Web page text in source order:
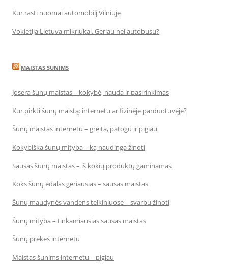
Kur rasti nuomai automobilį Vilniuje
Vokietija Lietuva mikriukai. Geriau nei autobusu?
MAISTAS SUNIMS
Josera šunų maistas – kokybė, nauda ir pasirinkimas
Kur pirkti šunų maistą: internetu ar fizinėje parduotuvėje?
Šunų maistas internetu – greita, patogu ir pigiau
Kokybiška šunų mityba – ką naudinga žinoti
Sausas šunų maistas – iš kokių produktų gaminamas
Koks šunų ėdalas geriausias – sausas maistas
Šunų maudynės vandens telkiniuose – svarbu žinoti
Šunų mityba – tinkamiausias sausas maistas
Šunų prekės internetu
Maistas šunims internetu – pigiau